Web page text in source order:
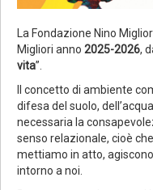
La Fondazione Nino
Migliori anno 2025-2026,
vita”.
Il concetto di ambiente
difesa del suolo,
necessaria la
senso relazionale, cioè
mettiamo in atto,
intorno a noi.